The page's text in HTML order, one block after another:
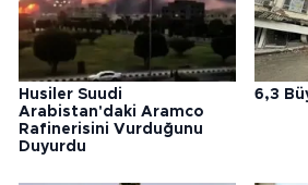
Husiler Suudi
Arabistan'daki Aramco
Rafinerisini Vurduğunu
Duyurdu
6,3